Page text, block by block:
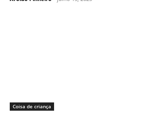
Coisa de criança